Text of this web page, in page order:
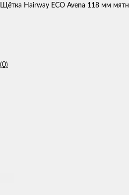
Щётка Hairway ECO Avena 118 мм
(0)